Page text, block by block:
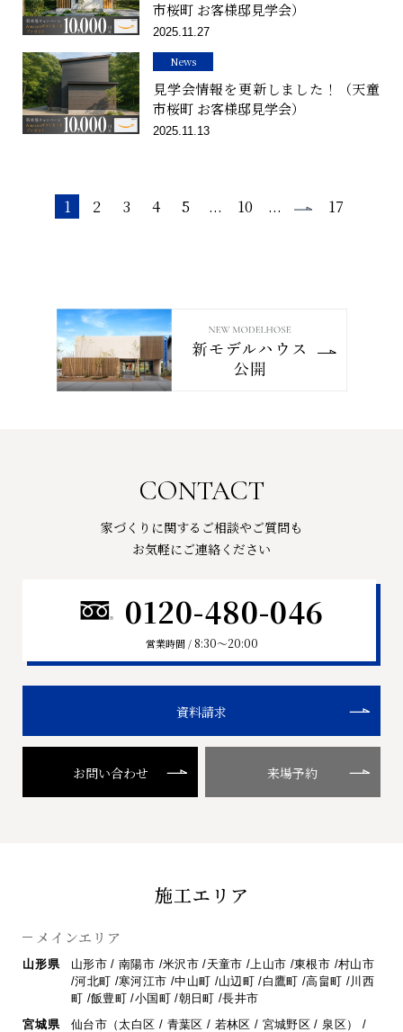
市桜町 お客様邸見学会）
2025.11.27
News
見学会情報を更新しました！（天童
市桜町 お客様邸見学会）
2025.11.13
1 2 3 4 5 ... 10 ... 17
CONTACT
家づくりに関するご相談やご質問も
お気軽にご連絡ください
0120-480-046
営業時間 / 8:30〜20:00
資料請求
お問い合わせ 来場予約
施工エリア
メインエリア
山形県
山形市 / 南陽市 /米沢市 /天童市 /上山市 /東根市 /村山市
/河北町 /寒河江市 /中山町 /山辺町 /白鷹町 /高畠町 /川西
町 /飯豊町 /小国町 /朝日町 /長井市
宮城県
仙台市（太白区 / 青葉区 / 若林区 / 宮城野区 / 泉区） /